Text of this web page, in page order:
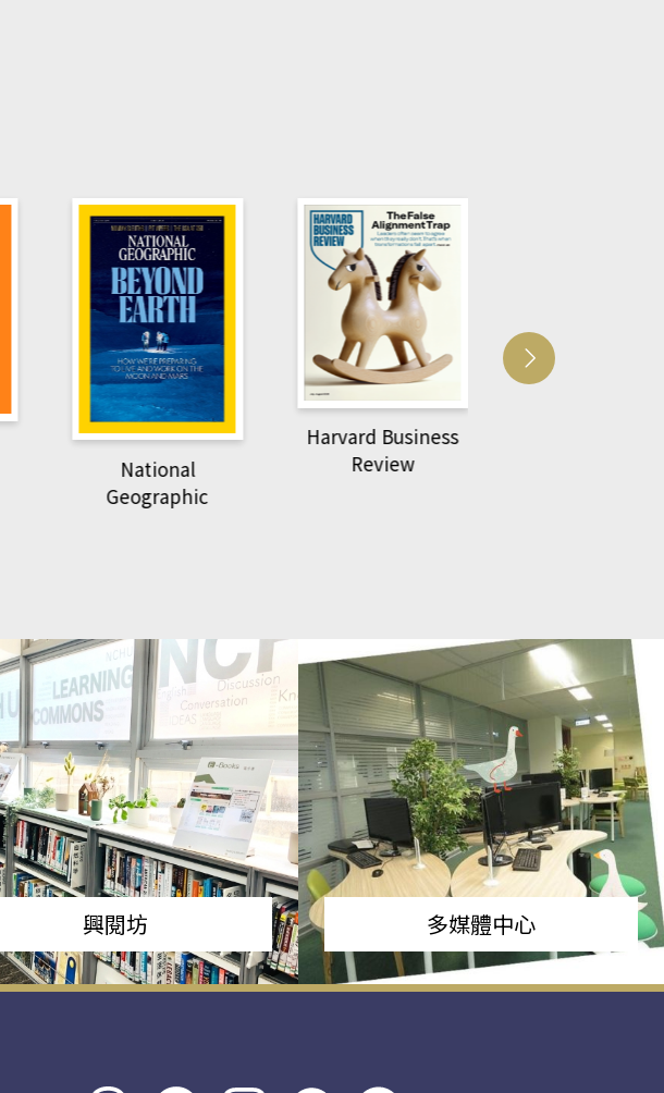
National
Geographic
Harvard Business
Review
興閱坊 多媒體中心